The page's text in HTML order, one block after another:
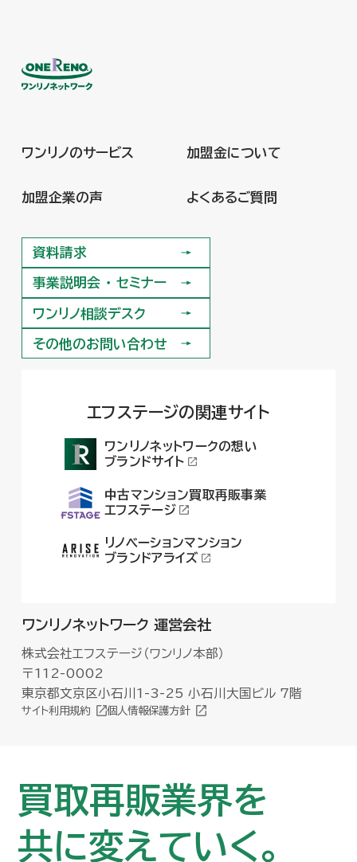
ワンリノのサービス
加盟金について
加盟企業の声
よくあるご質問
資料請求
資料請求
事業説明会 ・ セミナー
事業説明会 ・ セミナー
ワンリノ相談デスク
ワンリノ相談デスク
その他のお問い合わせ
その他のお問い合わせ
エフステージの関連サイト
ワンリノネットワークの想い
ブランドサイト
中古マンション買取再販事業
エフステージ
リノベーションマンション
ブランドアライズ
ワンリノネットワーク 運営会社
株式会社エフステージ（ワンリノ本部）
〒112-0002
東京都文京区小石川1-3-25 小石川大国ビル 7階
サイト利用規約 個人情報保護方針
買取再販業界を
共に変えていく。
買取再販業界を
共に変えていく。